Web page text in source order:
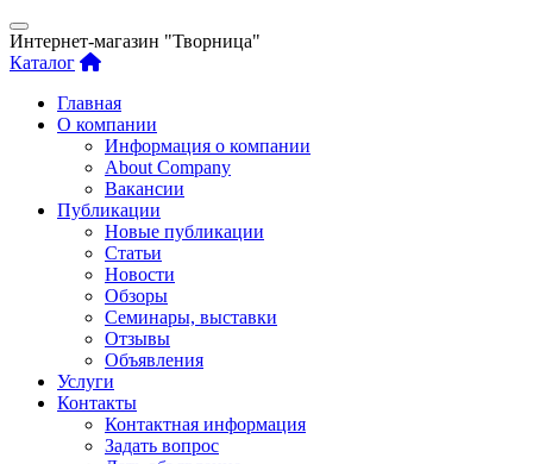
Интернет-магазин "Творница"
Каталог
Главная
О компании
Информация о компании
About Company
Вакансии
Публикации
Новые публикации
Статьи
Новости
Обзоры
Семинары, выставки
Отзывы
Объявления
Услуги
Контакты
Контактная информация
Задать вопрос